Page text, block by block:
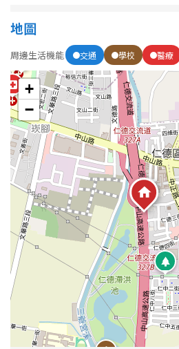
5-10 年
20-30 年
40 年以上
售價
地圖
周邊生活機能 交通 學校 醫療
+
−